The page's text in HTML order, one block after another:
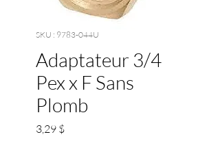
SKU : 9783-044U
Adaptateur 3/4
Pex x F Sans
Plomb
3,29 $Prix